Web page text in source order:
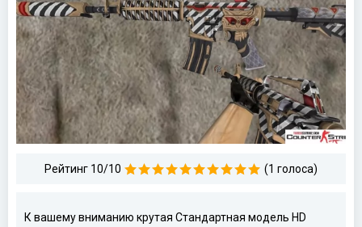
Рейтинг 10/10 (1 голоса)
К вашему вниманию крутая Стандартная модель HD